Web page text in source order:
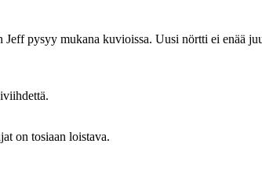
pysyy mukana kuvioissa. Uusi nörtti ei enää
on tosiaan loistava.